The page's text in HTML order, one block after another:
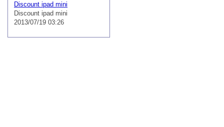
Discount ipad mini
Discount ipad mini
2013/07/19 03:26